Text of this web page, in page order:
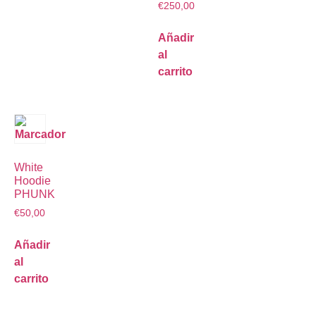
€250,00
Añadir
al
carrito
White
Hoodie
PHUNK
€50,00
Añadir
al
carrito